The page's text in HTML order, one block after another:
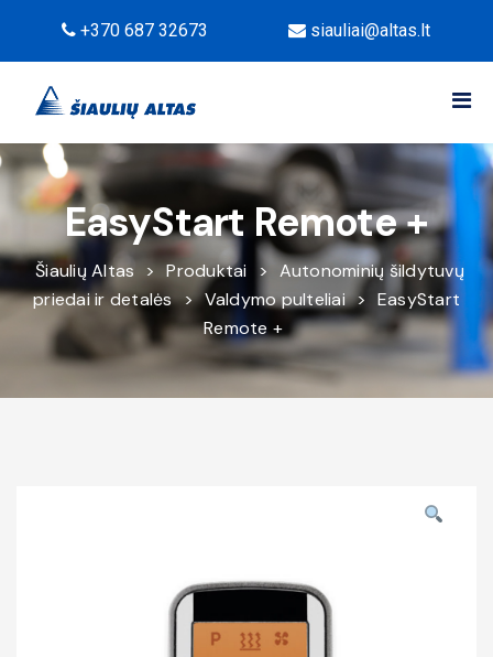
+370 687 32673 siauliai@altas.lt
EasyStart Remote +
Šiaulių Altas > Produktai > Autonominių šildytuvų
priedai ir detalės > Valdymo pulteliai > EasyStart
Remote +